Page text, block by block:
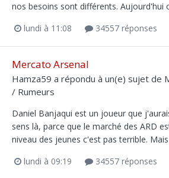
nos besoins sont différents. Aujourd'hui
lundi à 11:08
34557 réponses
Mercato Arsenal
Hamza59 a répondu à un(e) sujet de
/ Rumeurs
Daniel Banjaqui est un joueur que
sens là, parce que le marché des ARD
niveau des jeunes c'est pas terrible.
lundi à 09:19
34557 réponses